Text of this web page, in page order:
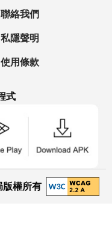
聯絡我們
私隱聲明
使用條款
式
版權所有